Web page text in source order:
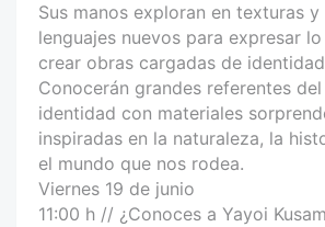
Sus manos exploran en texturas
lenguajes nuevos para expresar
crear obras cargadas de
Conocerán grandes referentes
identidad con materiales
inspiradas en la naturaleza, la
el mundo que nos rodea.
Viernes 19 de junio
11:00 h // ¿Conoces a Yayoi